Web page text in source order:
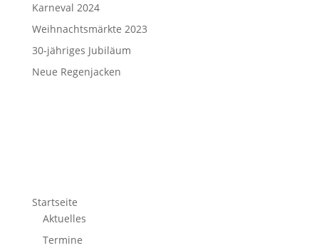
Karneval 2024
Weihnachtsmärkte 2023
30-jähriges Jubiläum
Neue Regenjacken
Startseite
Aktuelles
Termine